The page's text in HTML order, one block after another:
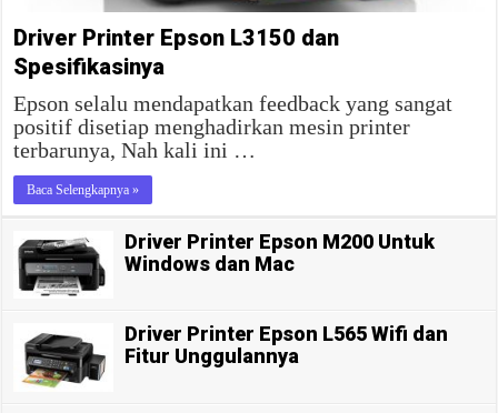
Driver Printer Epson L3150 dan
Spesifikasinya
Epson selalu mendapatkan feedback yang sangat
positif disetiap menghadirkan mesin printer
terbarunya, Nah kali ini …
Baca Selengkapnya »
Driver Printer Epson M200 Untuk
Windows dan Mac
Driver Printer Epson L565 Wifi dan
Fitur Unggulannya